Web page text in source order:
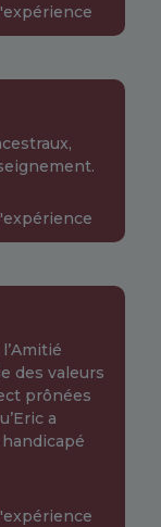
des valeurs
prônées
a